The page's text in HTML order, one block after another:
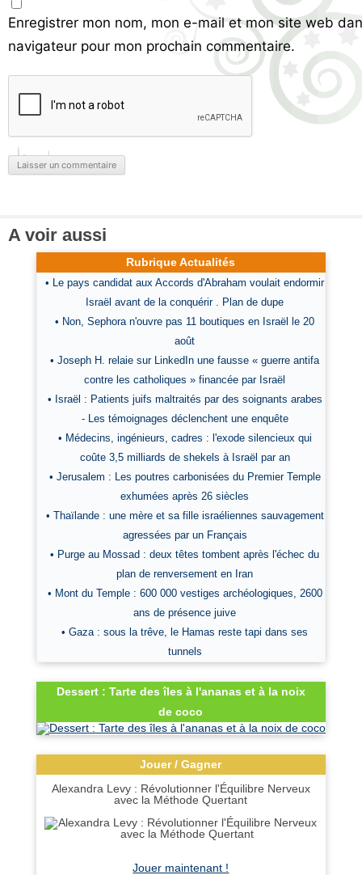
Enregistrer mon nom, mon e-mail et mon site web
navigateur pour mon prochain commentaire.
A voir aussi
Rubrique Actualités
• Le pays candidat aux Accords d'Abraham voulait endormir
Israël avant de la conquérir . Plan de dupe
• Non, Sephora n'ouvre pas 11 boutiques en Israël le 20
août
• Joseph H. relaie sur LinkedIn une fausse « guerre antifa
contre les catholiques » financée par Israël
• Israël : Patients juifs maltraités par des soignants arabes
- Les témoignages déclenchent une enquête
• Médecins, ingénieurs, cadres : l'exode silencieux qui
coûte 3,5 milliards de shekels à Israël par an
• Jerusalem : Les poutres carbonisées du Premier Temple
exhumées après 26 siècles
• Thaïlande : une mère et sa fille israéliennes sauvagement
agressées par un Français
• Purge au Mossad : deux têtes tombent après l'échec du
plan de renversement en Iran
• Mont du Temple : 600 000 vestiges archéologiques, 2600
ans de présence juive
• Gaza : sous la trêve, le Hamas reste tapi dans ses
tunnels
Dessert : Tarte des îles à l'ananas et à la noix
de coco
Jouer / Gagner
Alexandra Levy : Révolutionner l'Équilibre Nerveux
avec la Méthode Quertant
Jouer maintenant !